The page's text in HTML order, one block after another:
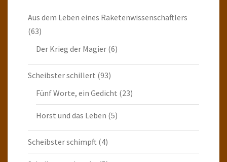
Aus dem Leben eines Raketenwissenschaftlers
(63)
Der Krieg der Magier (6)
Scheibster schillert (93)
Fünf Worte, ein Gedicht (23)
Horst und das Leben (5)
Scheibster schimpft (4)